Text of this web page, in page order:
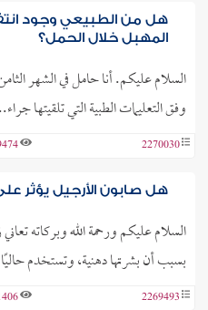
هل من الطبيعي وجود
المهبل خلال الحمل؟
السلام عليكم. أنا حامل في الشهر
وفق التعليمات الطبية التي تلقيتها
2270030
هل صابون الأرجيل يؤثر
السلام عليكم ورحمة الله وبركاته
بسبب أن بشرتها دهنية، وتستخدم
2269493